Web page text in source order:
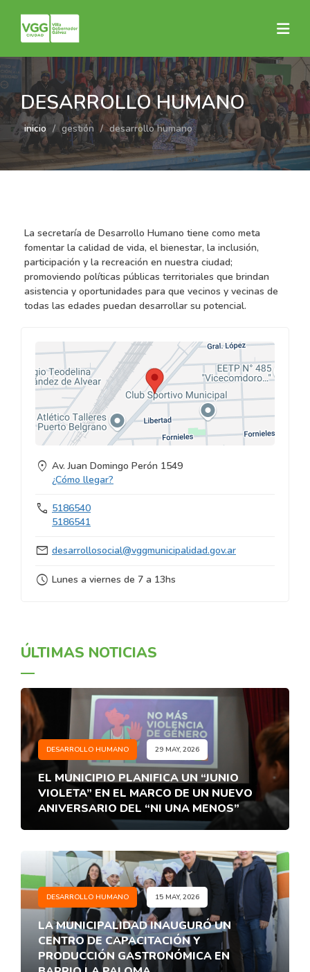
DESARROLLO HUMANO
inicio gestión desarrollo humano
La secretaría de Desarrollo Humano tiene como meta
fomentar la calidad de vida, el bienestar, la inclusión,
participación y la recreación en nuestra ciudad;
promoviendo políticas públicas territoriales que brindan
asistencia y oportunidades para que vecinos y vecinas de
todas las edades puedan desarrollar su potencial.
location_on Av. Juan Domingo Perón 1549
¿Cómo llegar?
call 5186540
5186541
mail desarrollosocial@vggmunicipalidad.gov.ar
schedule Lunes a viernes de 7 a 13hs
ÚLTIMAS NOTICIAS
DESARROLLO HUMANO 29 MAY, 2026
EL MUNICIPIO PLANIFICA UN “JUNIO
VIOLETA” EN EL MARCO DE UN NUEVO
ANIVERSARIO DEL “NI UNA MENOS”
DESARROLLO HUMANO 15 MAY, 2026
LA MUNICIPALIDAD INAUGURÓ UN
CENTRO DE CAPACITACIÓN Y
PRODUCCIÓN GASTRONÓMICA EN